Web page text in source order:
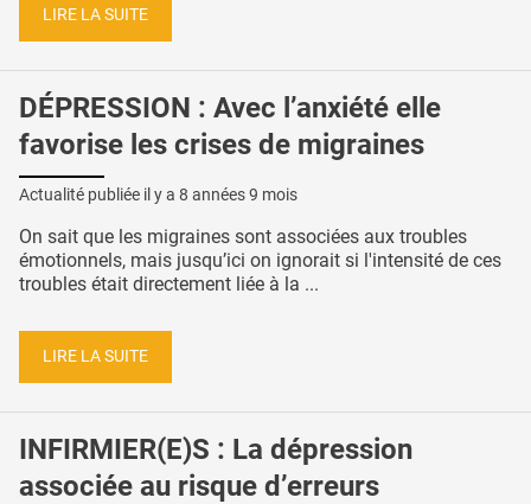
LIRE LA SUITE
DÉPRESSION : Avec l’anxiété elle
favorise les crises de migraines
Actualité publiée il y a 8 années 9 mois
On sait que les migraines sont associées aux troubles
émotionnels, mais jusqu’ici on ignorait si l'intensité de ces
troubles était directement liée à la ...
LIRE LA SUITE
INFIRMIER(E)S : La dépression
associée au risque d’erreurs